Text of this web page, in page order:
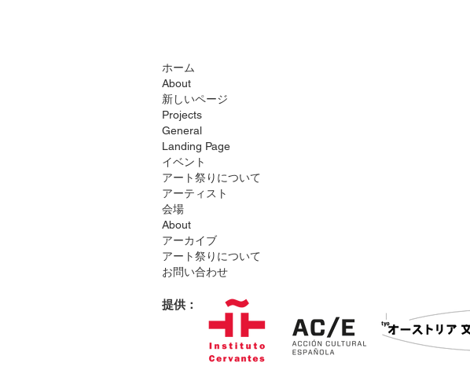
ホーム
About
新しいページ
Projects
General
Landing Page
イベント
アート祭りについて
アーティスト
会場
About
アーカイブ
アート祭りについて
お問い合わせ
提供：